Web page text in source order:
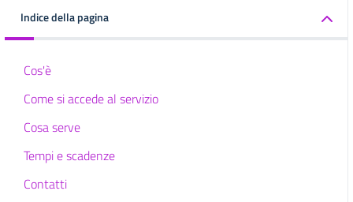
Indice della pagina
Cos'è
Come si accede al servizio
Cosa serve
Tempi e scadenze
Contatti